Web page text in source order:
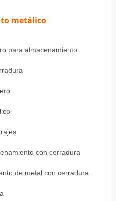
metálico
para almacenamiento
con cerradura
de metal con cerradura